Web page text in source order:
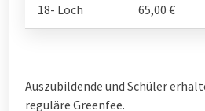
18- Loch 65,00 €
Auszubildende und Schüler
reguläre Greenfee.